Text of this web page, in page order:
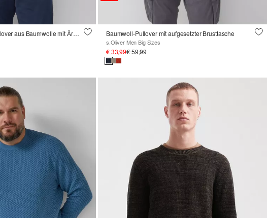
Strukturierter Raglanpullover aus Baumwolle mit Ärmeltasche Baumwoll-Pullover mit aufgesetzter Brusttasche
s.Oliver Men Big Sizes
€ 33,99€ 59,99